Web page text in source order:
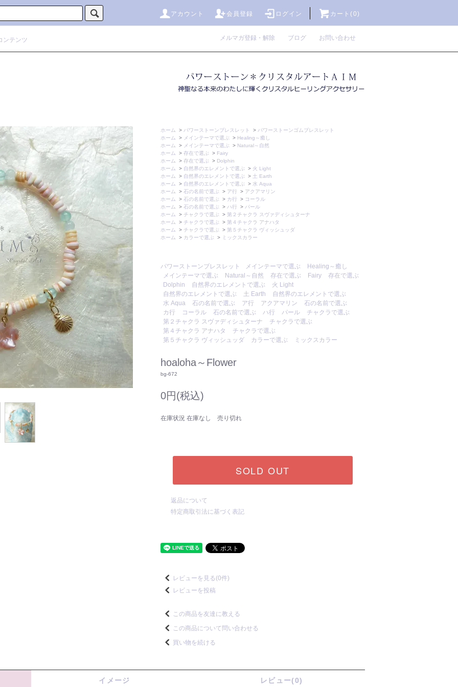
アカウント 会員登録 ログイン カート(0)
ンテンツ メルマガ登録・解除 ブログ お問い合わせ
ホーム > パワーストーンブレスレット > パワーストーンゴムブレスレット
ホーム
> メインテーマで選ぶ > Healing～癒し
ホーム
> メインテーマで選ぶ > Natural～自然
ホーム
> 存在で選ぶ > Fairy
ホーム
> 存在で選ぶ > Dolphin
ホーム
> 自然界のエレメントで選ぶ > 火 Light
ホーム
> 自然界のエレメントで選ぶ > 土 Earth
ホーム
> 自然界のエレメントで選ぶ > 水 Aqua
ホーム
> 石の名前で選ぶ > ア行 > アクアマリン
ホーム
> 石の名前で選ぶ > カ行 > コーラル
ホーム
> 石の名前で選ぶ > ハ行 > パール
ホーム
> チャクラで選ぶ > 第２チャクラ スヴァディシュターナ
ホーム
> チャクラで選ぶ > 第４チャクラ アナハタ
ホーム
> チャクラで選ぶ > 第５チャクラ ヴィッシュッダ
ホーム
> カラーで選ぶ > ミックスカラー
パワーストーンブレスレット メインテーマで選ぶ
Healing～癒し
メインテーマで選ぶ
Natural～自然 存在で選ぶ Fairy
存在で選ぶ
Dolphin
自然界のエレメントで選ぶ
火 Light
自然界のエレメントで選ぶ
土 Earth
自然界のエレメントで選ぶ
水 Aqua
石の名前で選ぶ ア行 アクアマリン
石の名前で選ぶ
カ行
コーラル 石の名前で選ぶ ハ行 パール
チャクラで選ぶ
第２チャクラ スヴァディシュターナ
チャクラで選ぶ
第４チャクラ アナハタ
チャクラで選ぶ
第５チャクラ ヴィッシュッダ
カラーで選ぶ ミックスカラー
hoaloha～Flower
bg-672
0円(税込)
在庫状況 在庫なし 売り切れ
SOLD OUT
返品について
特定商取引法に基づく表記
レビューを見る(0件)
レビューを投稿
この商品を友達に教える
この商品について問い合わせる
買い物を続ける
イメージ レビュー(0)